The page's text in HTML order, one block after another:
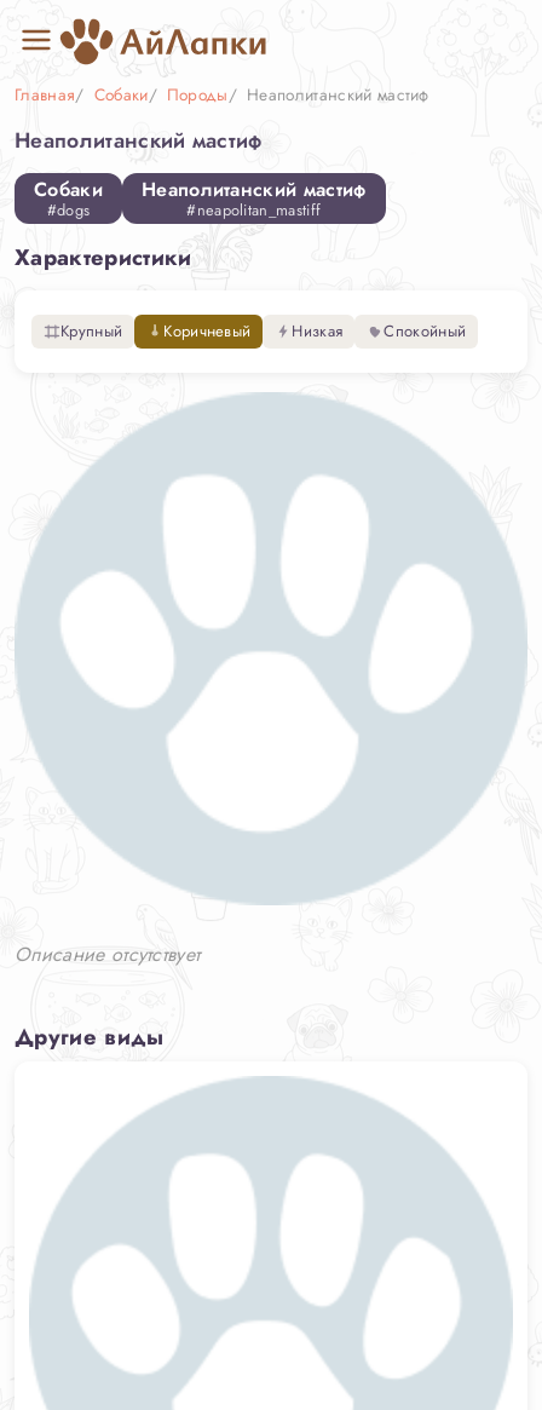
Главная Собаки Породы Неаполитанский мастиф
Неаполитанский мастиф
Собаки
#dogs
Неаполитанский мастиф
#neapolitan_mastiff
Характеристики
Крупный Коричневый Низкая Спокойный
Описание отсутствует
Другие виды